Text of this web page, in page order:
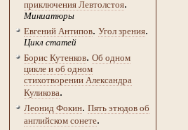
приключения Левтолстоя.
Миниатюры
Евгений Антипов. Угол зрения.
Цикл статей
Борис Кутенков. Об одном
цикле и об одном
стихотворении Александра
Куликова.
Леонид Фокин. Пять этюдов об
английском сонете.